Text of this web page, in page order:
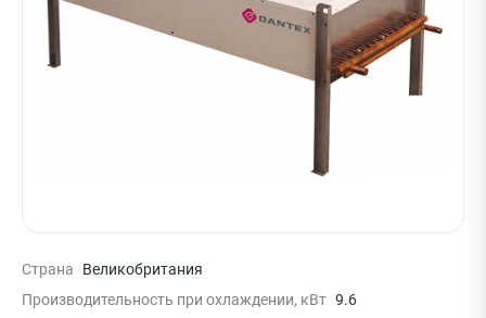
Страна
Великобритания
Производительность при охлаждении, кВт 9.6